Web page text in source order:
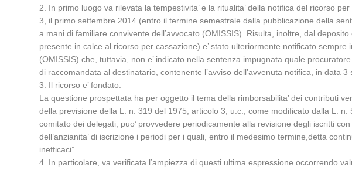
2. In primo luogo va rilevata la tempestivita’ e la ritualita’ della notifica del ricorso
3, il primo settembre 2014 (entro il termine semestrale dalla pubblicazione della
a mani di familiare convivente dell’avvocato (OMISSIS). Risulta, inoltre, dal
presente in calce al ricorso per cassazione) e’ stato ulteriormente notificato
(OMISSIS) che, tuttavia, non e’ indicato nella sentenza impugnata quale
di raccomandata al destinatario, contenente l’avviso dell’avvenuta notifica, in data 3
3. Il ricorso e’ fondato.
La questione prospettata ha per oggetto il tema della rimborsabilita’ dei contributi
della previsione della L. n. 319 del 1975, articolo 3, u.c., come modificato dalla L.
comitato dei delegati, puo’ provvedere periodicamente alla revisione degli iscritti
dell’anzianita’ di iscrizione i periodi per i quali, entro il medesimo termine,detta
inefficaci”.
4. In particolare, va verificata l’ampiezza di questi ultima espressione occorrendo